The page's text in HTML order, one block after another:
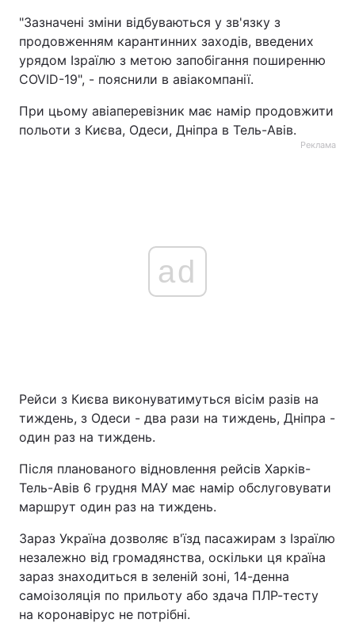
Тема оформлення
"Зазначені зміни відбуваються у зв'язку з
продовженням карантинних заходів, введених
урядом Ізраїлю з метою запобігання поширенню
COVID-19", - пояснили в авіакомпанії.
При цьому авіаперевізник має намір продовжити
польоти з Києва, Одеси, Дніпра в Тель-Авів.
Реклама
ad
Рейси з Києва виконуватимуться вісім разів на
тиждень, з Одеси - два рази на тиждень, Дніпра -
один раз на тиждень.
Після планованого відновлення рейсів Харків-
Тель-Авів 6 грудня МАУ має намір обслуговувати
маршрут один раз на тиждень.
Зараз Україна дозволяє в'їзд пасажирам з Ізраїлю
незалежно від громадянства, оскільки ця країна
зараз знаходиться в зеленій зоні, 14-денна
самоізоляція по прильоту або здача ПЛР-тесту
на коронавірус не потрібні.